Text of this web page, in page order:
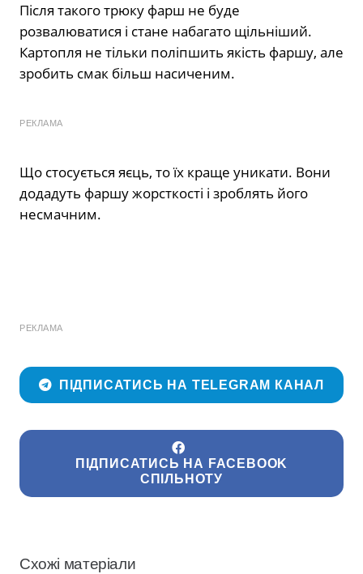
Після такого трюку фарш не буде
розвалюватися і стане набагато щільніший.
Картопля не тільки поліпшить якість фаршу, але
зробить смак більш насиченим.
РЕКЛАМА
Що стосується яєць, то їх краще уникати. Вони
додадуть фаршу жорсткості і зроблять його
несмачним.
РЕКЛАМА
ПІДПИСАТИСЬ НА TELEGRAM КАНАЛ
ПІДПИСАТИСЬ НА FACEBOOK
СПІЛЬНОТУ
Схожі матеріали